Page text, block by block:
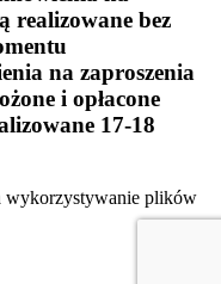
realizowane bez
na zaproszenia
i opłacone
17-18
wykorzystywanie plików